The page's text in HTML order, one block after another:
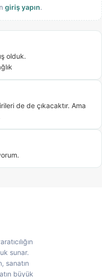
giriş yapın.
olduk.
de de çıkacaktır. Ama
sunar.
sanatın
büyük